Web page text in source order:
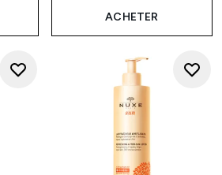
ACHETER